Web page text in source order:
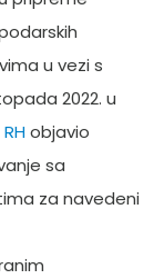
u vezi s
2022. u
objavio
sa
za navedeni